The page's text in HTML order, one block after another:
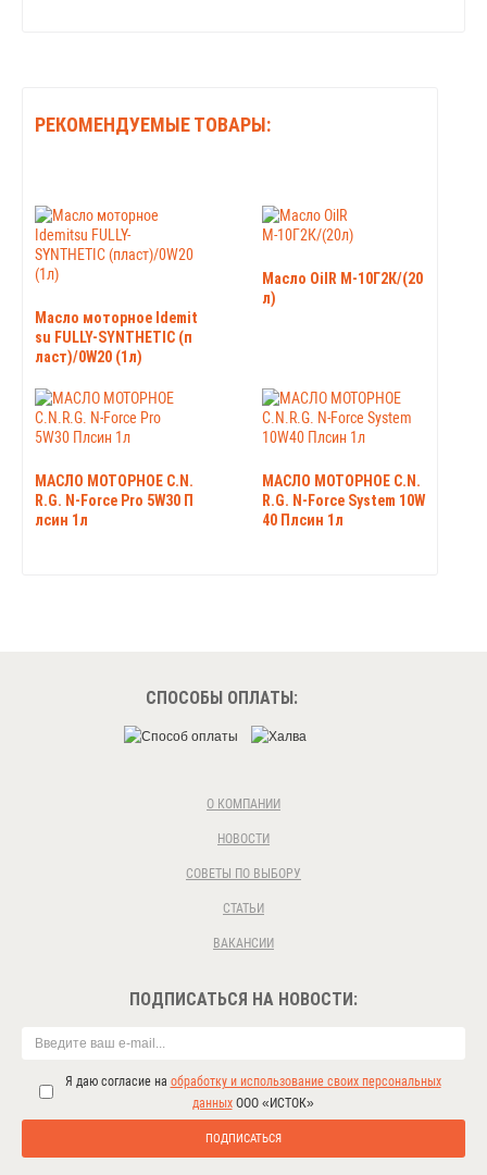
РЕКОМЕНДУЕМЫЕ ТОВАРЫ:
Масло моторное Idemit
su FULLY-SYNTHETIC (п
ласт)/0W20 (1л)
Масло OilR М-10Г2К/(20
л)
МАСЛО МОТОРНОЕ C.N.
R.G. N-Force Pro 5W30 П
лсин 1л
МАСЛО МОТОРНОЕ C.N.
R.G. N-Force System 10W
40 Плсин 1л
СПОСОБЫ ОПЛАТЫ:
О КОМПАНИИ
НОВОСТИ
СОВЕТЫ ПО ВЫБОРУ
СТАТЬИ
ВАКАНСИИ
ПОДПИСАТЬСЯ НА НОВОСТИ:
Я даю согласие на обработку и использование своих персональных
данныхООО «ИСТОК»
ПОДПИСАТЬСЯ